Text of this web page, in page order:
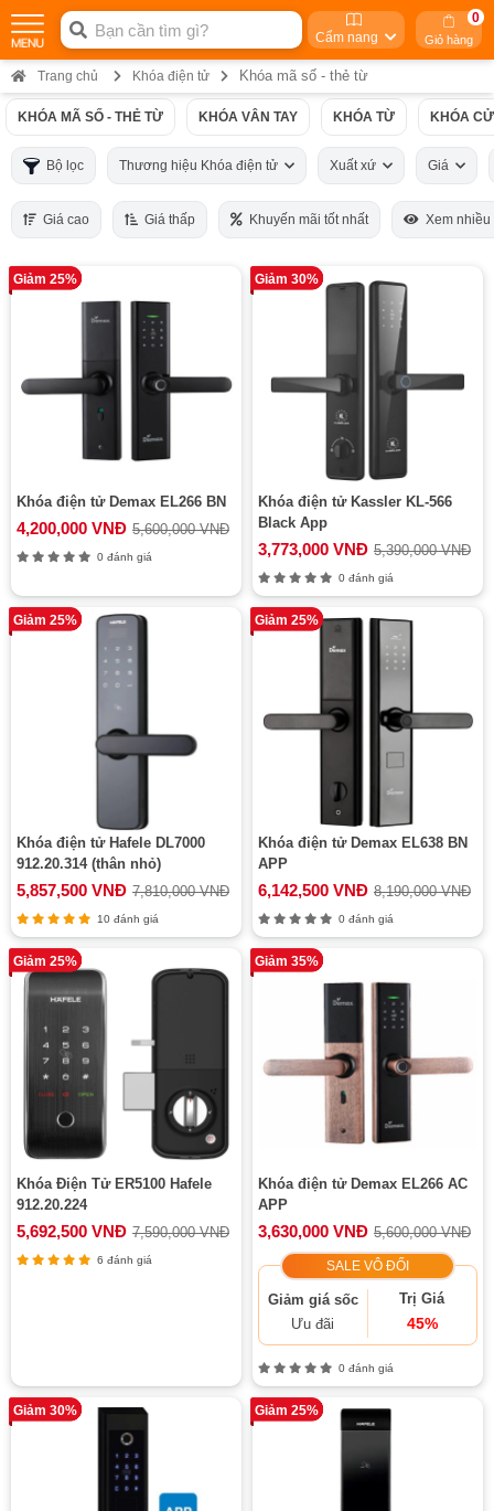
Cẩm nang Giỏ hàng
0
Trang chủ Khóa điện tử Khóa mã số - thẻ từ
KHÓA MÃ SỐ - THẺ TỪ KHÓA VÂN TAY KHÓA TỪ KHÓA
Bộ lọc Thương hiệu Khóa điện tử Xuất xứ Giá
Giá cao Giá thấp Khuyến mãi tốt nhất Xem nhiều
Giảm 25%
Khóa điện tử Demax EL266 BN
4,200,000 VNĐ 5,600,000 VNĐ
0 đánh giá
Giảm 30%
Khóa điện tử Kassler KL-566
Black App
3,773,000 VNĐ 5,390,000 VNĐ
0 đánh giá
Giảm 25%
Khóa điện tử Hafele DL7000
912.20.314 (thân nhỏ)
5,857,500 VNĐ 7,810,000 VNĐ
10 đánh giá
Giảm 25%
Khóa điện tử Demax EL638 BN
APP
6,142,500 VNĐ 8,190,000 VNĐ
0 đánh giá
Giảm 25%
Khóa Điện Tử ER5100 Hafele
912.20.224
5,692,500 VNĐ 7,590,000 VNĐ
6 đánh giá
Giảm 35%
Khóa điện tử Demax EL266 AC
APP
3,630,000 VNĐ 5,600,000 VNĐ
SALE VÔ ĐỐI
Giảm giá sốc
Ưu đãi
Trị Giá
45%
0 đánh giá
Giảm 30% Giảm 25%